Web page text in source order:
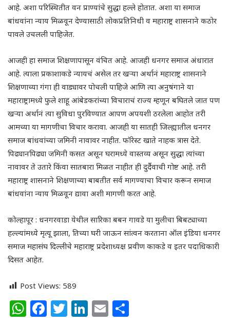
आहे. अशा परिस्थितीत वन प्राण्यांचे सुद्धा हल्ले होतात. अशा या समाज
बांधवांना न्याय मिळवून देण्यासाठी लोकप्रतिनिधी व महाराष्ट्र शासनाने कठोर
पावले उचलली पाहिजेत.
आजही हा समाज शिक्षणापासून वंचित आहे. आजही धनगर समाज अंधारात
आहे. त्याला प्रकाशाकडे न्यायचं असेल तर खऱ्या अर्थानं महाराष्ट्र शासनाने
शिक्षणाच्या गंगा ही वाड्यावर पोचली पाहिजे आणि त्या अनुषंगाने या
महाराष्ट्रामध्ये फुले शाहू आंबेडकरांच्या विचाराचं राज्य म्हणून बघितले जात पण
खऱ्या अर्थानं त्या सुविधा पुरविण्यात आपण अपयशी ठरलेला आहोत तरी
आमच्या या मागणीचा विचार करावा. आजही या सातही जिल्ह्यातील धनगर
समाज बांधवांच्या जमिनी नावावर नाहीत. फॉरेस्ट खाते नाहक त्रास देते.
पिढ्यानपिढ्या जमिनी कसत असून घरामध्ये वास्तव्य असून सुद्धा त्यांच्या
नावावर ते उतारे किंवा सातबारा मिळत नाहीत ही दुर्दैवाची गोष्ट आहे. तरी
महाराष्ट्र शासनाने शिक्षणाच्या बाबतीत सर्व मागण्याचा विचार करून समाज
बांधवांना न्याय मिळवून द्यावा अशी मागणी करत आहे.
कोल्हापूर : धनगरवाडा येथील सारिका बबन गावडे या मुलीचा बिबट्याच्या
हल्ल्यांमध्ये मृत्यू झाला, तिच्या घरी जाऊन सांत्वन करताना ऑल इंडिया धनगर
समाज महासंघ दिल्लीचे महाराष्ट्र प्रदेशाध्यक्ष प्रवीण काकडे व इतर पदाधिकारी
दिसत आहेत.
Post Views: 589
W F T Li E